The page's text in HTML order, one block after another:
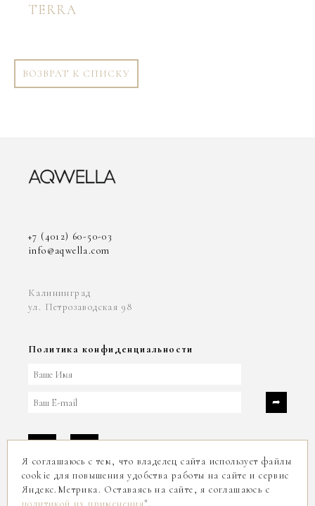
TERRA
ВОЗВРАТ К СПИСКУ
+7 (4012) 60-50-03
info@aqwella.com
Калининград
ул. Петрозаводская 98
Политика конфиденциальности
2004-2026
Я соглашаюсь с тем, что владелец сайта использует файлы
cookie для повышения удобства работы на сайте и сервис
Яндекс.Метрика. Оставаясь на сайте, я соглашаюсь с
политикой их применения".